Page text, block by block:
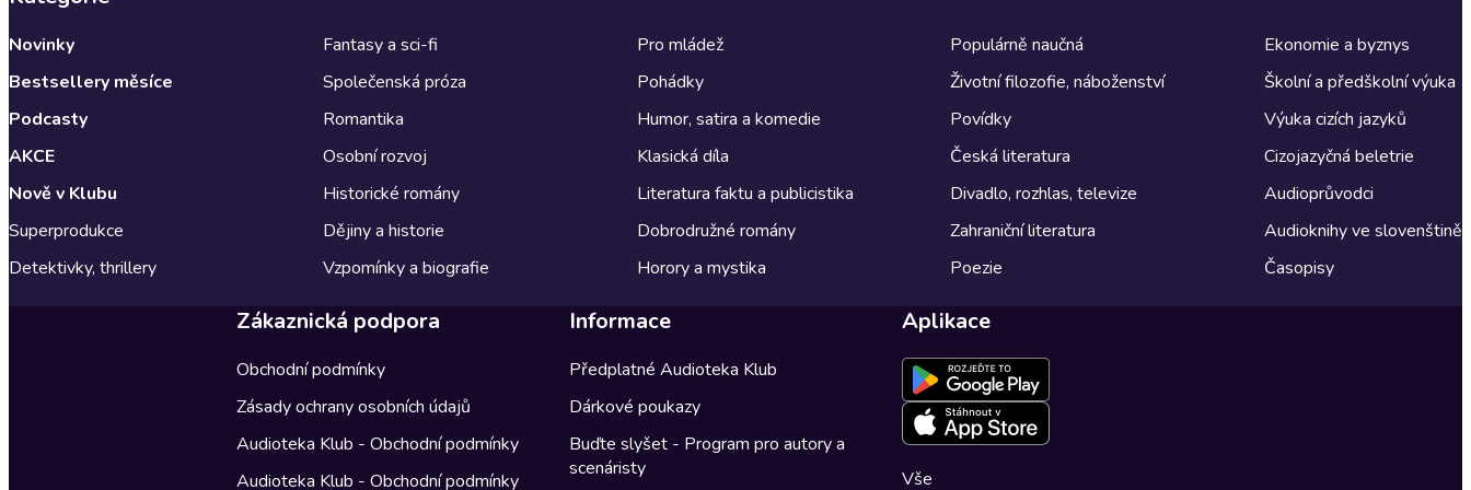
Novinky
Bestsellery měsíce
Podcasty
AKCE
Nově v Klubu
Superprodukce
Detektivky, thrillery
Fantasy a sci-fi
Společenská próza
Romantika
Osobní rozvoj
Historické romány
Dějiny a historie
Vzpomínky a biografie
Pro mládež
Pohádky
Humor, satira a komedie
Klasická díla
Literatura faktu a publicistika
Dobrodružné romány
Horory a mystika
Populárně naučná
Životní filozofie, náboženství
Povídky
Česká literatura
Divadlo, rozhlas, televize
Zahraniční literatura
Poezie
Ekonomie a byznys
Školní a předškolní výuka
Výuka cizích jazyků
Cizojazyčná beletrie
Audioprůvodci
Audioknihy ve slovenštině
Časopisy
Zákaznická podpora
Obchodní podmínky
Zásady ochrany osobních údajů
Audioteka Klub - Obchodní podmínky
Audioteka Klub - Obchodní podmínky
Informace
Předplatné Audioteka Klub
Dárkové poukazy
Buďte slyšet - Program pro autory a
scenáristy
Aplikace
Vše